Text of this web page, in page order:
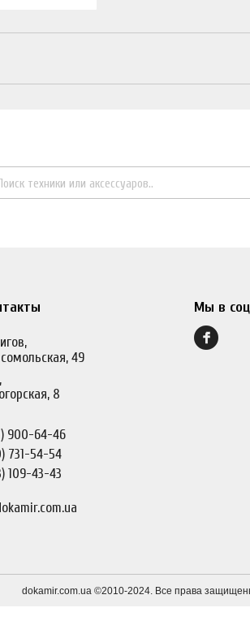
49
8
900-64-46
731-54-54
109-43-43
Мы в
dokamir.com.ua ©2010-2024. Все права